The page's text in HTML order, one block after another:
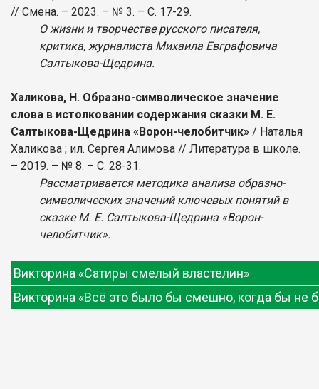
// Смена. – 2023. – № 3. – С. 17-29.
О жизни и творчестве русского писателя,
критика, журналиста Михаила Евграфовича
Салтыкова-Щедрина.
Халикова, Н. Образно-символическое значение
слова в истолковании содержания сказки М. Е.
Салтыкова-Щедрина «Ворон-челобитчик» / Наталья
Халикова ; ил. Сергея Алимова // Литература в школе.
– 2019. – № 8. – С. 28-31.
Рассматривается методика анализа образно-
символических значений ключевых понятий в
сказке М. Е. Салтыкова-Щедрина «Ворон-
челобитчик».
Викторина «Сатиры смелый властелин»
Викторина «Всё это было бы смешно, когда бы не